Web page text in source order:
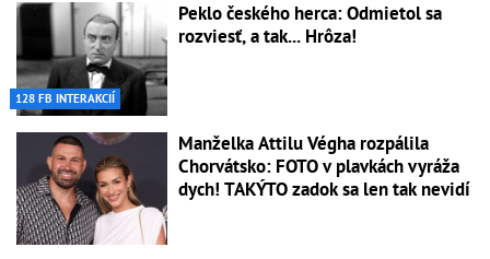
128 FB INTERAKCIÍ
Peklo českého herca: Odmietol sa
rozviesť, a tak... Hrôza!
Manželka Attilu Végha rozpálila
Chorvátsko: FOTO v plavkách vyráža
dych! TAKÝTO zadok sa len tak nevidí